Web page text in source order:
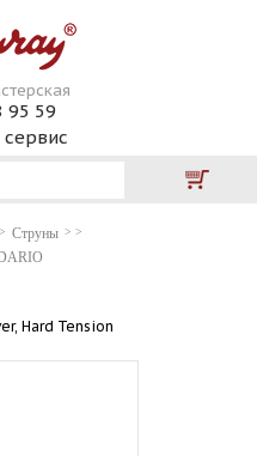
95 59
Струны
Hard Tension